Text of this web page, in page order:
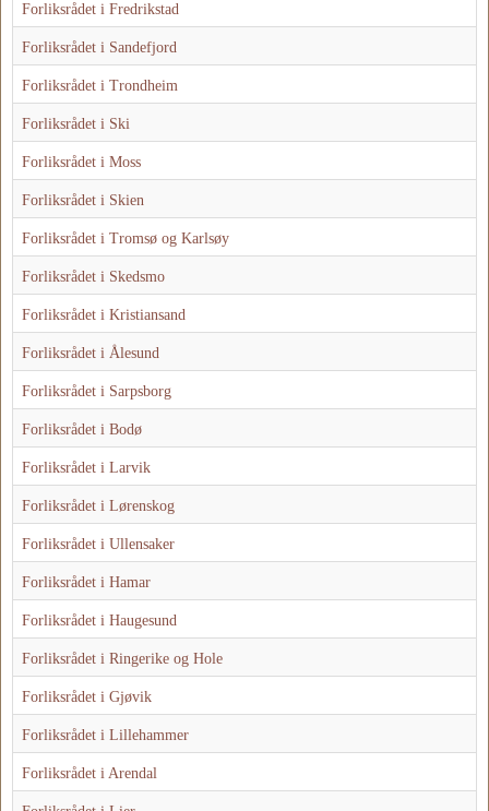
Forliksrådet i Fredrikstad
Forliksrådet i Sandefjord
Forliksrådet i Trondheim
Forliksrådet i Ski
Forliksrådet i Moss
Forliksrådet i Skien
Forliksrådet i Tromsø og Karlsøy
Forliksrådet i Skedsmo
Forliksrådet i Kristiansand
Forliksrådet i Ålesund
Forliksrådet i Sarpsborg
Forliksrådet i Bodø
Forliksrådet i Larvik
Forliksrådet i Lørenskog
Forliksrådet i Ullensaker
Forliksrådet i Hamar
Forliksrådet i Haugesund
Forliksrådet i Ringerike og Hole
Forliksrådet i Gjøvik
Forliksrådet i Lillehammer
Forliksrådet i Arendal